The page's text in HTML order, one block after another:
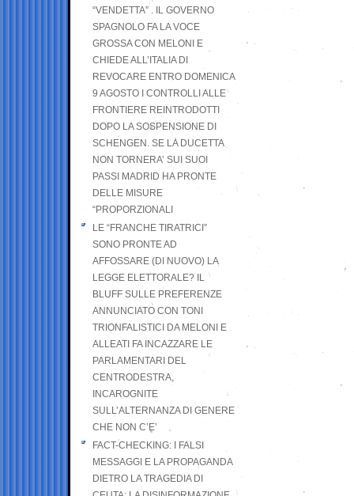
“VENDETTA” . IL GOVERNO
SPAGNOLO FA LA VOCE
GROSSA CON MELONI E
CHIEDE ALL’ITALIA DI
REVOCARE ENTRO DOMENICA
9 AGOSTO I CONTROLLI ALLE
FRONTIERE REINTRODOTTI
DOPO LA SOSPENSIONE DI
SCHENGEN. SE LA DUCETTA
NON TORNERA’ SUI SUOI
PASSI MADRID HA PRONTE
DELLE MISURE
“PROPORZIONALI
LE “FRANCHE TIRATRICI”
SONO PRONTE AD
AFFOSSARE (DI NUOVO) LA
LEGGE ELETTORALE? IL
BLUFF SULLE PREFERENZE
ANNUNCIATO CON TONI
TRIONFALISTICI DA MELONI E
ALLEATI FA INCAZZARE LE
PARLAMENTARI DEL
CENTRODESTRA,
INCAROGNITE
SULL’ALTERNANZA DI GENERE
CHE NON C’E’
FACT-CHECKING: I FALSI
MESSAGGI E LA PROPAGANDA
DIETRO LA TRAGEDIA DI